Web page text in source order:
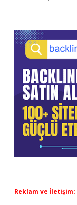
Reklam ve İletişim: